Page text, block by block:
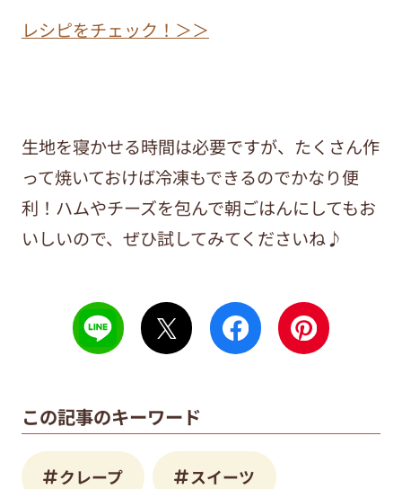
レシピをチェック！＞＞
生地を寝かせる時間は必要ですが、たくさん作
って焼いておけば冷凍もできるのでかなり便
利！ハムやチーズを包んで朝ごはんにしてもお
いしいので、ぜひ試してみてくださいね♪
この記事のキーワード
クレープ スイーツ